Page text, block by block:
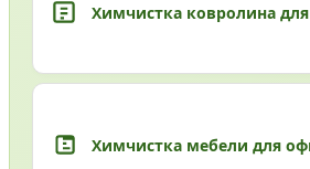
Химчистка ковролина
Химчистка мебели для